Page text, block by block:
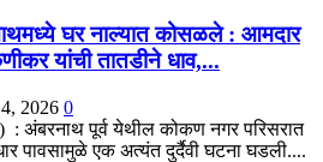
घर नाल्यात कोसळले : आमदार
यांची तातडीने धाव,...
2026 0
: अंबरनाथ पूर्व येथील कोकण नगर परिसरात
पावसामुळे एक अत्यंत दुर्दैवी घटना घडली....